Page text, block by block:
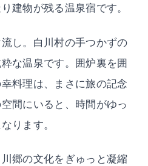
建物が残る温泉宿です。
し。白川村の手つかずの
な温泉です。囲炉裏を囲
料理は、まさに旅の記念
間にいると、時間がゆっ
ります。
郷の文化をぎゅっと凝縮